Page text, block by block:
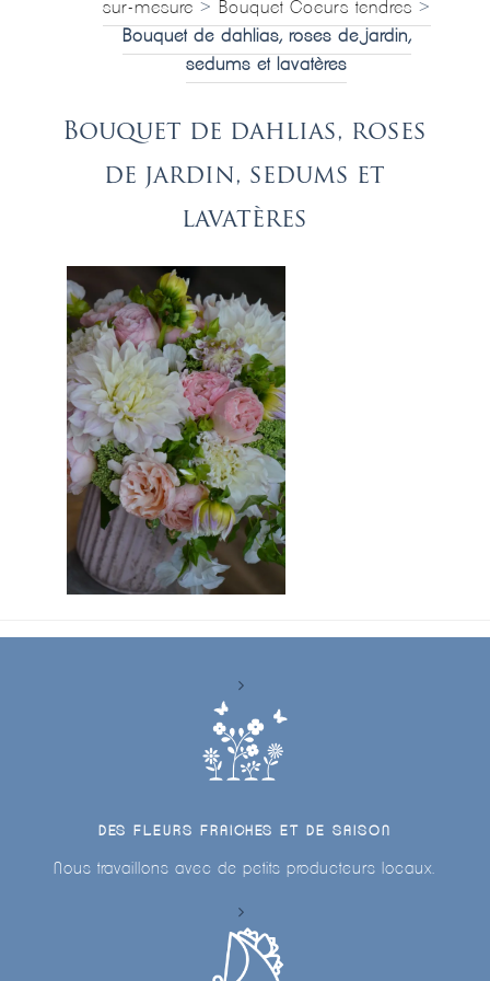
sur-mesure > Bouquet Coeurs tendres >
Bouquet de dahlias, roses de jardin,
sedums et lavatères
Bouquet de dahlias, roses
de jardin, sedums et
lavatères
DES FLEURS FRAICHES ET DE SAISON
Nous travaillons avec de petits producteurs locaux.